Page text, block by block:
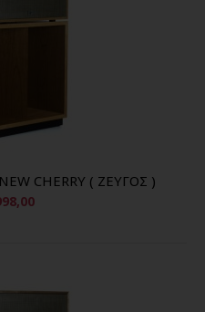
CHERRY ( ΖΕΥΓΟΣ )